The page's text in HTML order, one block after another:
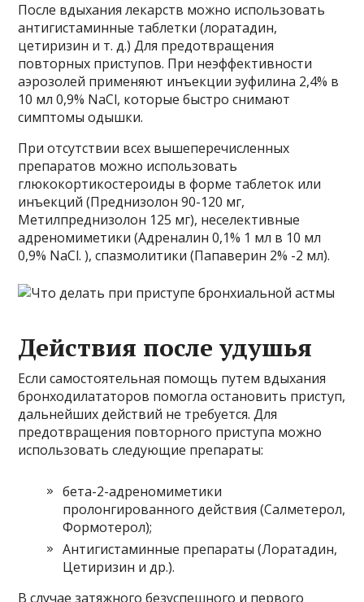
После вдыхания лекарств можно использовать
антигистаминные таблетки (лоратадин,
цетиризин и т. д.) Для предотвращения
повторных приступов. При неэффективности
аэрозолей применяют инъекции эуфилина 2,4% в
10 мл 0,9% NaCl, которые быстро снимают
симптомы одышки.
При отсутствии всех вышеперечисленных
препаратов можно использовать
глюкокортикостероиды в форме таблеток или
инъекций (Преднизолон 90-120 мг,
Метилпреднизолон 125 мг), неселективные
адреномиметики (Адреналин 0,1% 1 мл в 10 мл
0,9% NaCl. ), спазмолитики (Папаверин 2% -2 мл).
Действия после удушья
Если самостоятельная помощь путем вдыхания
бронходилататоров помогла остановить приступ,
дальнейших действий не требуется. Для
предотвращения повторного приступа можно
использовать следующие препараты:
бета-2-адреномиметики
пролонгированного действия (Салметерол,
Формотерол);
Антигистаминные препараты (Лоратадин,
Цетиризин и др.).
В случае затяжного безуспешного и первого